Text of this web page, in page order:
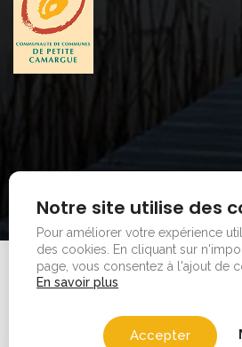
Copyright © 2026 - Office de
Notre site utilise des
Pour améliorer votre expérience
des cookies.
En cliquant sur
page, vous consentez à l'ajout de
En savoir plus
Accepter